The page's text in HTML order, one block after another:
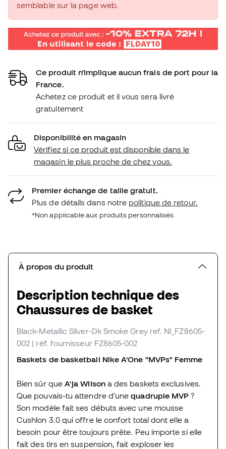
semblable sur la page web.
Ce produit n'implique aucun frais de port pour la
France.
Achetez ce produit et il vous sera livré
gratuitement
Disponibilité en magasin
Vérifiez si ce produit est disponible dans le
magasin le plus proche de chez vous.
Premier échange de taille gratuit.
Plus de détails dans notre politique de retour.
*Non applicable aux produits personnalisés.
À propos du produit
Description technique des
Chaussures de basket
Black-Metallic Silver-Dk Smoke Grey ref. NI_FZ8605-
002 | réf. fournisseur FZ8605-002
Baskets de basketball Nike A'One "MVPs" Femme
Bien sûr queA'ja Wilsona des baskets exclusives.
Que pouvais-tu attendre d'unequadruple MVP ?
Son modèle fait ses débuts avec une mousse
Cushlon 3.0 qui offre le confort total dont elle a
besoin pour être toujours prête. Peu importe si elle
fait des tirs en suspension, fait exploser les